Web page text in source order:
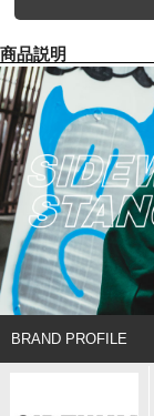
商品説明
BRAND PROFILE